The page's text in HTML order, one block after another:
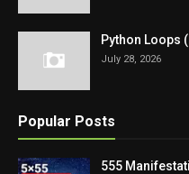
Python Loops
July 28, 2026
Popular Posts
555